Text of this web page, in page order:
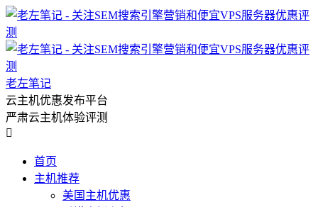
老左笔记
云主机优惠发布平台
严肃云主机体验评测

首页
主机推荐
美国主机优惠